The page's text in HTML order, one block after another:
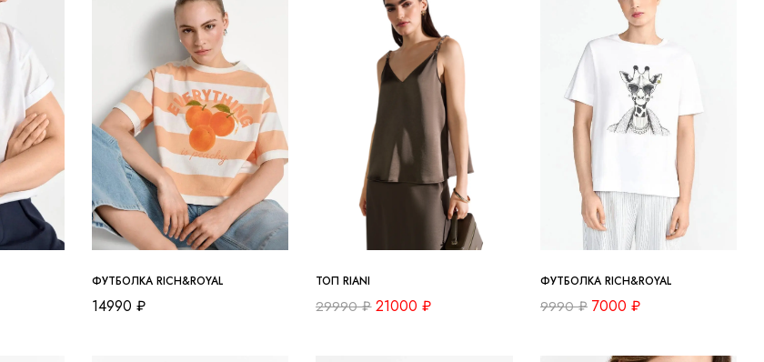
ФУТБОЛКА RICH&ROYAL
14990 ₽
ТОП RIANI
29990₽ 21000₽
ФУТБОЛКА RICH&ROYAL
9990₽ 7000 ₽